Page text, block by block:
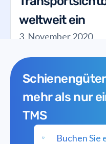
weltweit ein
3. November 2020
mehr als nur
TMS
Buchen Sie